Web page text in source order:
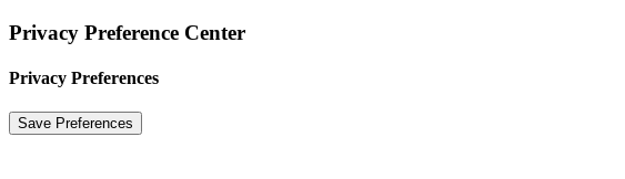
Privacy Preference Center
Privacy Preferences